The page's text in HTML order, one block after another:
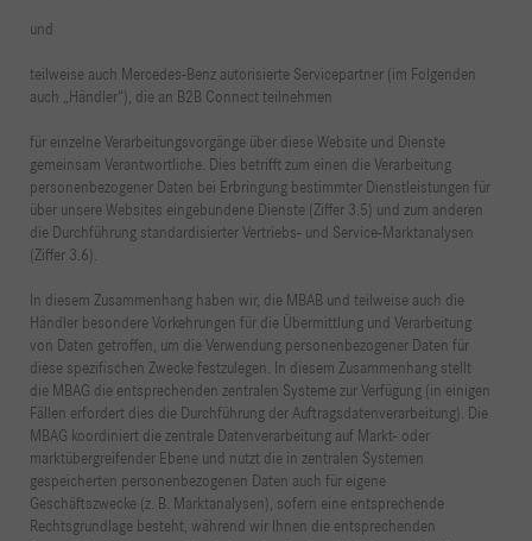
und
teilweise auch Mercedes-Benz autorisierte Servicepartner (im Folgenden
auch „Händler“), die an B2B Connect teilnehmen
für einzelne Verarbeitungsvorgänge über diese Website und Dienste
gemeinsam Verantwortliche. Dies betrifft zum einen die Verarbeitung
personenbezogener Daten bei Erbringung bestimmter Dienstleistungen für
über unsere Websites eingebundene Dienste (Ziffer 3.5) und zum anderen
die Durchführung standardisierter Vertriebs- und Service-Marktanalysen
(Ziffer 3.6).
In diesem Zusammenhang haben wir, die MBAB und teilweise auch die
Händler besondere Vorkehrungen für die Übermittlung und Verarbeitung
von Daten getroffen, um die Verwendung personenbezogener Daten für
diese spezifischen Zwecke festzulegen. In diesem Zusammenhang stellt
die MBAG die entsprechenden zentralen Systeme zur Verfügung (in einigen
Fällen erfordert dies die Durchführung der Auftragsdatenverarbeitung). Die
MBAG koordiniert die zentrale Datenverarbeitung auf Markt- oder
marktübergreifender Ebene und nutzt die in zentralen Systemen
gespeicherten personenbezogenen Daten auch für eigene
Geschäftszwecke (z. B. Marktanalysen), sofern eine entsprechende
Rechtsgrundlage besteht, während wir Ihnen die entsprechenden